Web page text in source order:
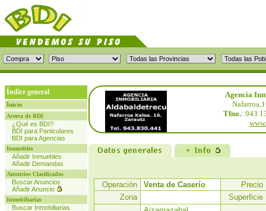
Índice general
Inicio
Acerca de BDI
¿Qué es BDI?
BDI para Particulares
BDI para Agencias
Inmuebles
Añadir Inmuebles
Añadir Demandas
Anuncios Clasificados
Buscar Anuncios
Añadir Anuncio
Inmobiliarias
Buscar Inmobiliarias
Agencia
Tfno.: 943
Operación Venta de Caserío
Precio
Zona
Superficie